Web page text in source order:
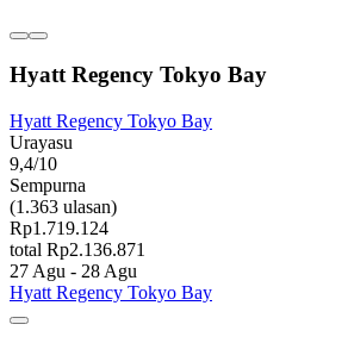
Hyatt Regency Tokyo Bay
Hyatt Regency Tokyo Bay
Urayasu
9,4/10
Sempurna
(1.363 ulasan)
Rp1.719.124
total Rp2.136.871
27 Agu - 28 Agu
Hyatt Regency Tokyo Bay